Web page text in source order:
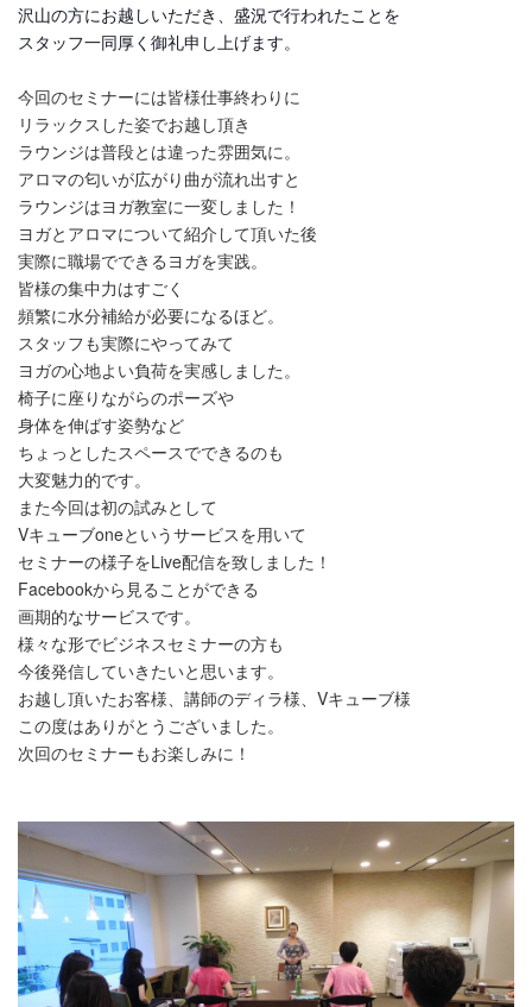
沢山の方にお越しいただき、盛況で行われたことを
スタッフ一同厚く御礼申し上げます。
今回のセミナーには皆様仕事終わりに
リラックスした姿でお越し頂き
ラウンジは普段とは違った雰囲気に。
アロマの匂いが広がり曲が流れ出すと
ラウンジはヨガ教室に一変しました！
ヨガとアロマについて紹介して頂いた後
実際に職場でできるヨガを実践。
皆様の集中力はすごく
頻繁に水分補給が必要になるほど。
スタッフも実際にやってみて
ヨガの心地よい負荷を実感しました。
椅子に座りながらのポーズや
身体を伸ばす姿勢など
ちょっとしたスペースでできるのも
大変魅力的です。
また今回は初の試みとして
Vキューブoneというサービスを用いて
セミナーの様子をLive配信を致しました！
Facebookから見ることができる
画期的なサービスです。
様々な形でビジネスセミナーの方も
今後発信していきたいと思います。
お越し頂いたお客様、講師のディラ様、Vキューブ様
この度はありがとうございました。
次回のセミナーもお楽しみに！